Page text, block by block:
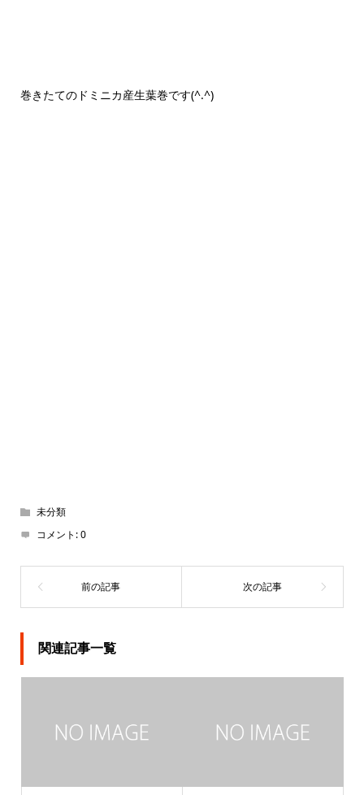
巻きたてのドミニカ産生葉巻です(^.^)
未分類
コメント:0
関連記事一覧